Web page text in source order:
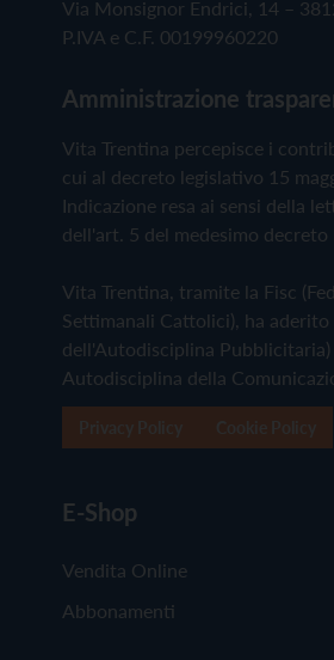
Via Monsignor Endrici, 14 –
P.IVA e C.F. 00199960220
Amministrazione
Vita Trentina percepisce i
cui al decreto legislativo 15
Indicazione resa ai sensi della
dell'art. 5 del medesimo decreto
Vita Trentina, tramite la Fisc
Settimanali Cattolici), ha
dell'Autodisciplina
Autodisciplina della
E-Shop
Vendita Online
Abbonamenti